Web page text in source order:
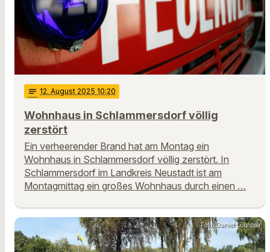
notes 12. August 2025 10:20
Wohnhaus in Schlammersdorf völlig
zerstört
Ein verheerender Brand hat am Montag ein
Wohnhaus in Schlammersdorf völlig zerstört. In
Schlammersdorf im Landkreis Neustadt ist am
Montagmittag ein großes Wohnhaus durch einen …
Foto: Daniel Löb/dpa